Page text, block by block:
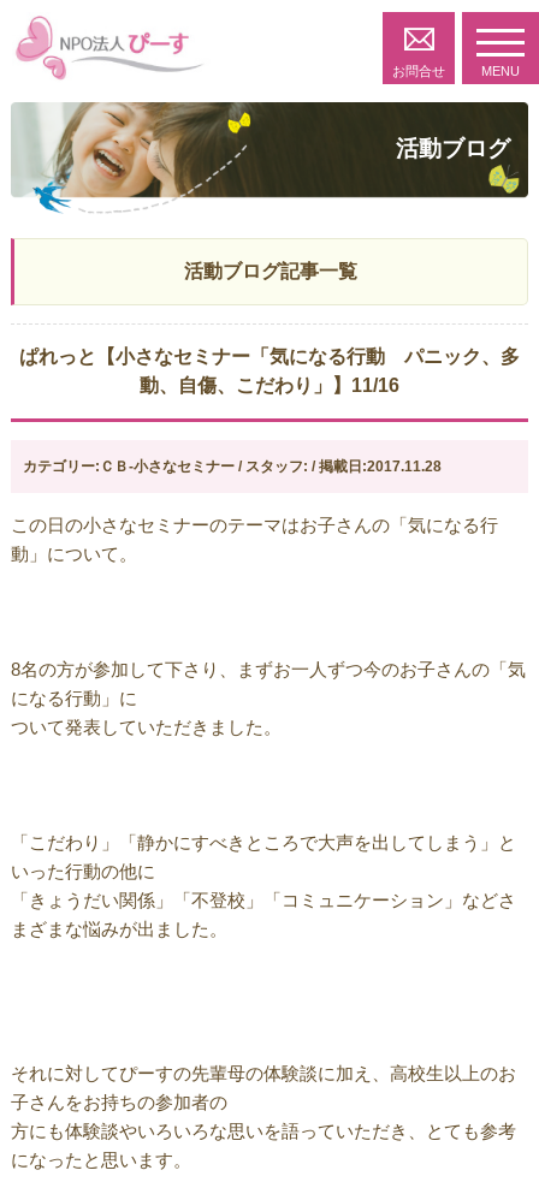
お問合せ MENU
活動ブログ
活動ブログ記事一覧
ぱれっと【小さなセミナー「気になる行動 パニック、多
動、自傷、こだわり」】11/16
カテゴリー:ＣＢ-小さなセミナー / スタッフ: / 掲載日:2017.11.28
この日の小さなセミナーのテーマはお子さんの「気になる行
動」について。
8名の方が参加して下さり、まずお一人ずつ今のお子さんの「気
になる行動」に
ついて発表していただきました。
「こだわり」「静かにすべきところで大声を出してしまう」と
いった行動の他に
「きょうだい関係」「不登校」「コミュニケーション」などさ
まざまな悩みが出ました。
それに対してぴーすの先輩母の体験談に加え、高校生以上のお
子さんをお持ちの参加者の
方にも体験談やいろいろな思いを語っていただき、とても参考
になったと思います。